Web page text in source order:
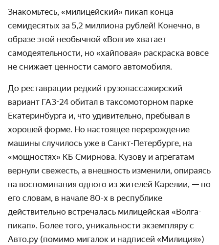
Знакомьтесь, «милицейский» пикап конца
семидесятых за 5,2 миллиона рублей! Конечно, в
образе этой необычной «Волги» хватает
самодеятельности, но «хайповая» раскраска вовсе
не снижает ценности самого автомобиля.
До реставрации редкий грузопассажирский
вариант ГАЗ-24 обитал в таксомоторном парке
Екатеринбурга и, что удивительно, пребывал в
хорошей форме. Но настоящее перерождение
машины случилось уже в Санкт-Петербурге, на
«мощностях» КБ Смирнова. Кузову и агрегатам
вернули свежесть, а внешность изменили, опираясь
на воспоминания одного из жителей Карелии, — по
его словам, в начале 80-х в республике
действительно встречалась милицейская «Волга-
пикап». Более того, уникальности экземпляру с
Авто.ру (помимо мигалок и надписей «Милиция»)